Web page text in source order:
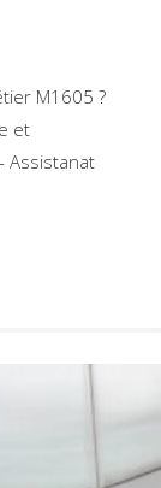
M1605 ?
et
Assistanat